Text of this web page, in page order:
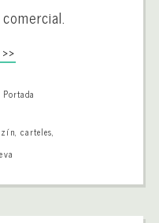
Portada
, carteles,